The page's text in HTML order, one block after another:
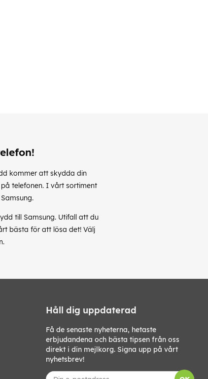
kommer att skydda din
telefonen. I vårt sortiment
till Samsung. Utifall att du
bästa för att lösa det! Välj
Håll dig uppdaterad
Få de senaste nyheterna, hetaste
erbjudandena och bästa tipsen från oss
direkt i din mejlkorg. Signa upp på vårt
nyhetsbrev!